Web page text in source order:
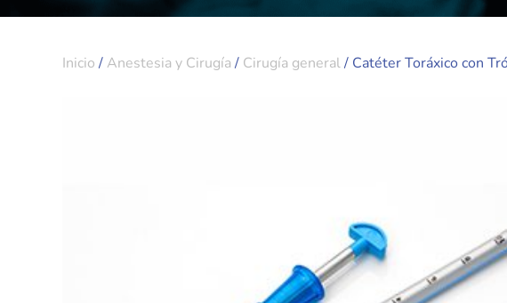
Inicio /Anestesia y Cirugía / Cirugía general/ Catéter Toráxico con